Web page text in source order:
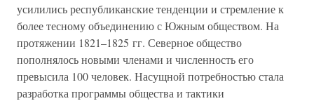
усилились республиканские тенденции и стремление к
более тесному объединению с Южным обществом. На
протяжении 1821–1825 гг. Северное общество
пополнялось новыми членами и численность его
превысила 100 человек. Насущной потребностью стала
разработка программы общества и тактики